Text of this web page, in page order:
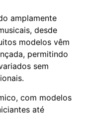
amplamente
desde
modelos vêm
permitindo
sem
com modelos
até